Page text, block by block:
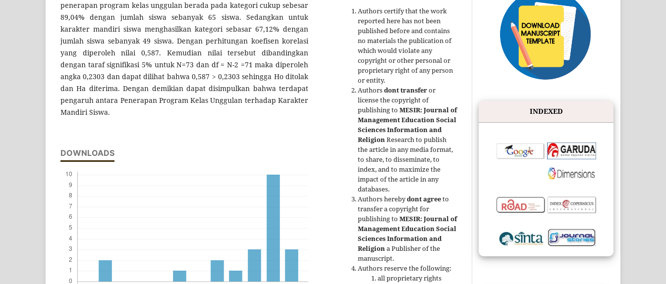
penerapan program kelas unggulan berada pada kategori cukup sebesar
89,04% dengan jumlah siswa sebanyak 65 siswa. Sedangkan untuk
karakter mandiri siswa menghasilkan kategori sebasar 67,12% dengan
jumlah siswa sebanyak 49 siswa. Dengan perhitungan koefisen korelasi
yang diperoleh nilai 0,587. Kemudian nilai tersebut dibandingkan
dengan taraf signifikasi 5% untuk N=73 dan df = N-2 =71 maka diperoleh
angka 0,2303 dan dapat dilihat bahwa 0,587 > 0,2303 sehingga Ho ditolak
dan Ha diterima. Dengan demikian dapat disimpulkan bahwa terdapat
pengaruh antara Penerapan Program Kelas Unggulan terhadap Karakter
Mandiri Siswa.
DOWNLOADS
Authors certify that the work
reported here has not been
published before and contains
no materials the publication of
which would violate any
copyright or other personal or
proprietary right of any person
or entity.
Authorsdont transferor
license the copyright of
publishing to MESIR: Journal of
Management Education Social
Sciences Information and
ReligionResearch to publish
the article in any media format,
to share, to disseminate, to
index, and to maximize the
impact of the article in any
databases.
Authors herebydont agreeto
transfer a copyright for
publishing to MESIR: Journal of
Management Education Social
Sciences Information and
Religiona Publisher of the
manuscript.
Authors reserve the following:
all proprietary rights
INDEXED